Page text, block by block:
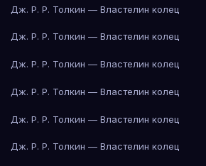
Дж. Р. Р. Толкин — Властелин колец
Дж. Р. Р. Толкин — Властелин колец
Дж. Р. Р. Толкин — Властелин колец
Дж. Р. Р. Толкин — Властелин колец
Дж. Р. Р. Толкин — Властелин колец
Дж. Р. Р. Толкин — Властелин колец